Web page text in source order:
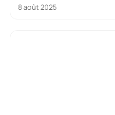
8 août 2025